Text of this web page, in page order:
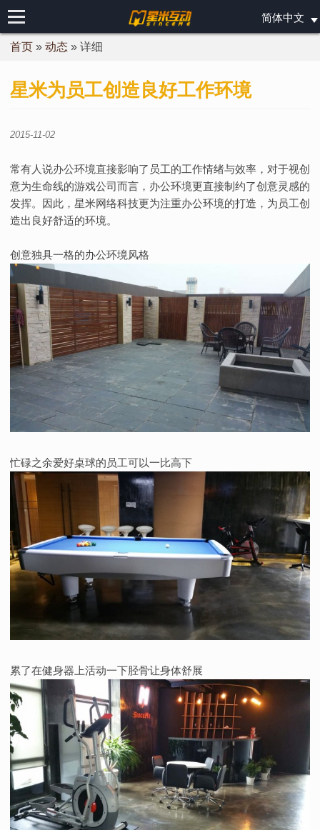
简体中文
首页
游戏
美术类职位
策划类职位
研发类职位
联系
首页 » 动态 » 详细
星米为员工创造良好工作环境
2015-11-02
常有人说办公环境直接影响了员工的工作情绪与效率，对于视创
意为生命线的游戏公司而言，办公环境更直接制约了创意灵感的
发挥。因此，星米网络科技更为注重办公环境的打造，为员工创
造出良好舒适的环境。
创意独具一格的办公环境风格
忙碌之余爱好桌球的员工可以一比高下
累了在健身器上活动一下胫骨让身体舒展